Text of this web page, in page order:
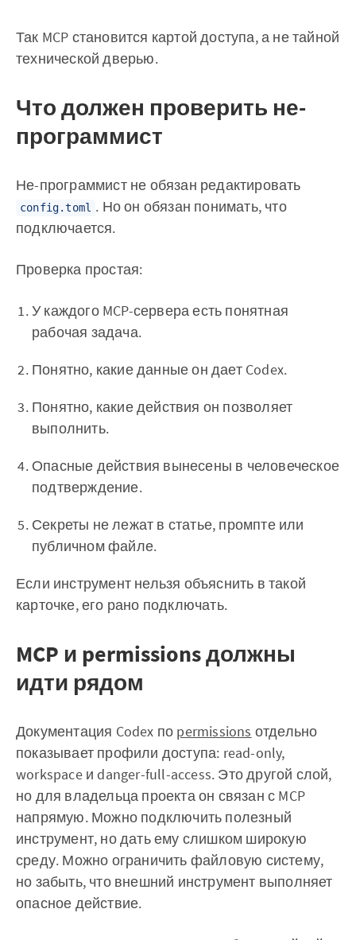
Так MCP становится картой доступа, а не тайной
технической дверью.
Что должен проверить не-
программист
Не-программист не обязан редактировать
config.toml . Но он обязан понимать, что
подключается.
Проверка простая:
У каждого MCP-сервера есть понятная
рабочая задача.
Понятно, какие данные он дает Codex.
Понятно, какие действия он позволяет
выполнить.
Опасные действия вынесены в человеческое
подтверждение.
Секреты не лежат в статье, промпте или
публичном файле.
Если инструмент нельзя объяснить в такой
карточке, его рано подключать.
MCP и permissions должны
идти рядом
Документация Codex по permissions отдельно
показывает профили доступа: read-only,
workspace и danger-full-access. Это другой слой,
но для владельца проекта он связан с MCP
напрямую. Можно подключить полезный
инструмент, но дать ему слишком широкую
среду. Можно ограничить файловую систему,
но забыть, что внешний инструмент выполняет
опасное действие.